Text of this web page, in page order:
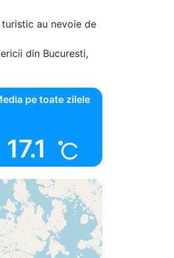
au nevoie de
din Bucuresti,
pe toate zilele
17.1